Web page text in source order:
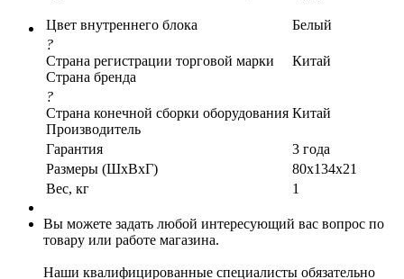
Цвет внутреннего блока
Белый
?
Страна регистрации торговой марки
Страна бренда
Китай
?
Страна конечной сборки оборудования
Производитель
Китай
Гарантия
3 года
Размеры (ШxВxГ)
80x134x21
Вес, кг
1
Вы можете задать любой интересующий вас вопрос по
товару или работе магазина.
Наши квалифицированные специалисты обязательно